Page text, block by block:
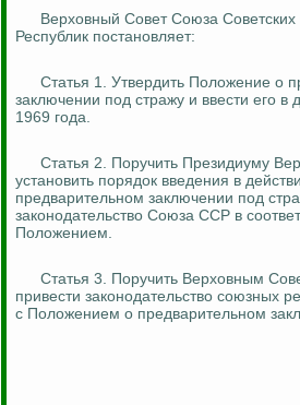
Верховный Совет Союза Советских
Республик постановляет:
Статья 1. Утвердить Положение о
заключении под стражу и ввести его в
1969 года.
Статья 2. Поручить Президиуму
установить порядок введения в
предварительном заключении под
законодательство Союза ССР в
Положением.
Статья 3. Поручить Верховным
привести законодательство союзных
с Положением о предварительном